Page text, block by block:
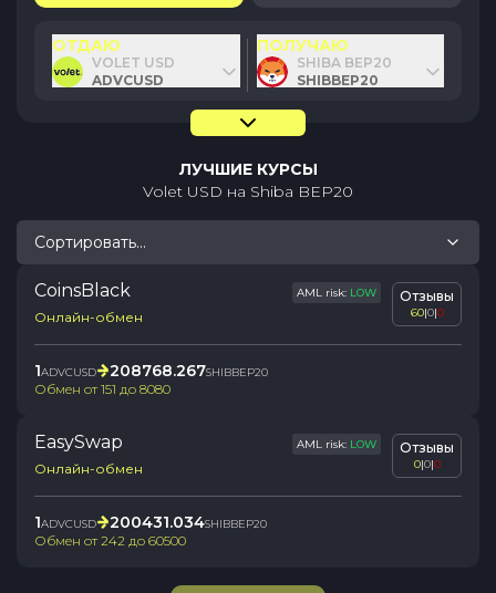
ОТДАЮ
VOLET USD
ADVCUSD
ПОЛУЧАЮ
SHIBA BEP20
SHIBBEP20
ЛУЧШИЕ КУРСЫ
Volet USD на Shiba BEP20
Сортировать...
CoinsBlack AML risk: LOW
Онлайн-обмен
Отзывы
60|0|0
1ADVCUSD 208768.267SHIBBEP20
Обмен от151 до 8080
EasySwap AML risk: LOW
Онлайн-обмен
Отзывы
0|0|0
1ADVCUSD 200431.034SHIBBEP20
Обмен от242 до 60500